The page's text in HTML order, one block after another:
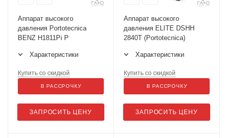
Аппарат высокого
давления Portotecnica
BENZ H1811Pi P
Характеристики
ЗАПРОСИТЬ ЦЕНУ
Купить со скидкой
В РАССРОЧКУ
Аппарат высокого
давления ELITE DSHH
2840Т (Portotecnica)
Характеристики
ЗАПРОСИТЬ ЦЕНУ
Купить со скидкой
В РАССРОЧКУ